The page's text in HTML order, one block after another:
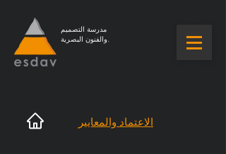
والفنون البصرية.
الاعتماد والمعايير